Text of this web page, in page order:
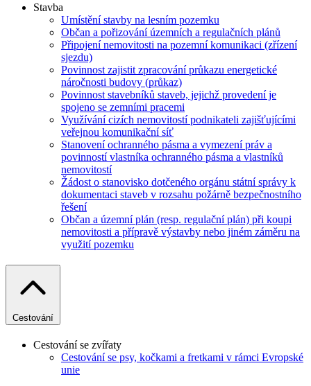
Stavba
Umístění stavby na lesním pozemku
Občan a pořizování územních a regulačních plánů
Připojení nemovitosti na pozemní komunikaci (zřízení
sjezdu)
Povinnost zajistit zpracování průkazu energetické
náročnosti budovy (průkaz)
Povinnost stavebníků staveb, jejichž provedení je
spojeno se zemními pracemi
Využívání cizích nemovitostí podnikateli zajišťujícími
veřejnou komunikační síť
Stanovení ochranného pásma a vymezení práv a
povinností vlastníka ochranného pásma a vlastníků
nemovitostí
Žádost o stanovisko dotčeného orgánu státní správy k
dokumentaci staveb v rozsahu požárně bezpečnostního
řešení
Občan a územní plán (resp. regulační plán) při koupi
nemovitosti a přípravě výstavby nebo jiném záměru na
využití pozemku
Cestování
Cestování se zvířaty
Cestování se psy, kočkami a fretkami v rámci Evropské
unie